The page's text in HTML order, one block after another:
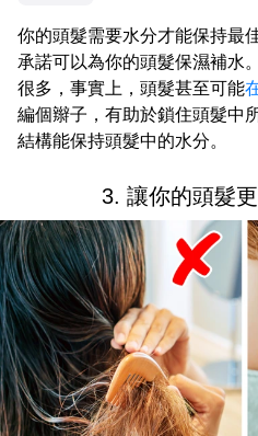
你的頭髮需要水分才能保持最
承諾可以為你的頭髮保濕補水
很多，事實上，頭髮甚至可能
編個辮子，有助於鎖住頭髮中
結構能保持頭髮中的水分。
3. 讓你的頭髮更